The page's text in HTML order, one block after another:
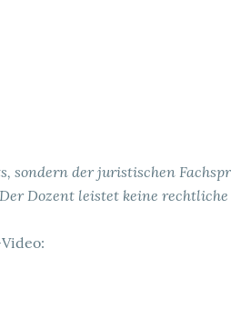
sondern der juristischen
Dozent leistet keine